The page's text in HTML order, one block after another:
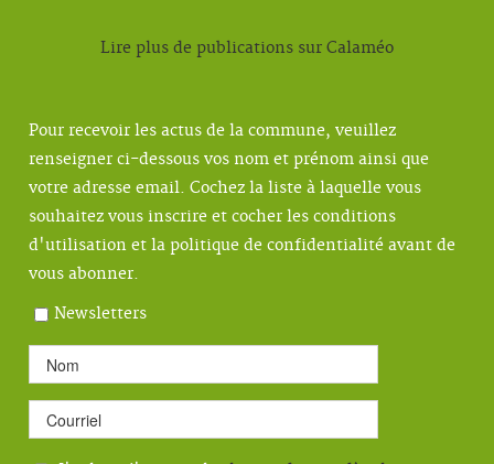
Lire plus de publications sur Calaméo
Pour recevoir les actus de la commune, veuillez
renseigner ci-dessous vos nom et prénom ainsi que
votre adresse email. Cochez la liste à laquelle vous
souhaitez vous inscrire et cocher les conditions
d'utilisation et la politique de confidentialité avant de
vous abonner.
Newsletters